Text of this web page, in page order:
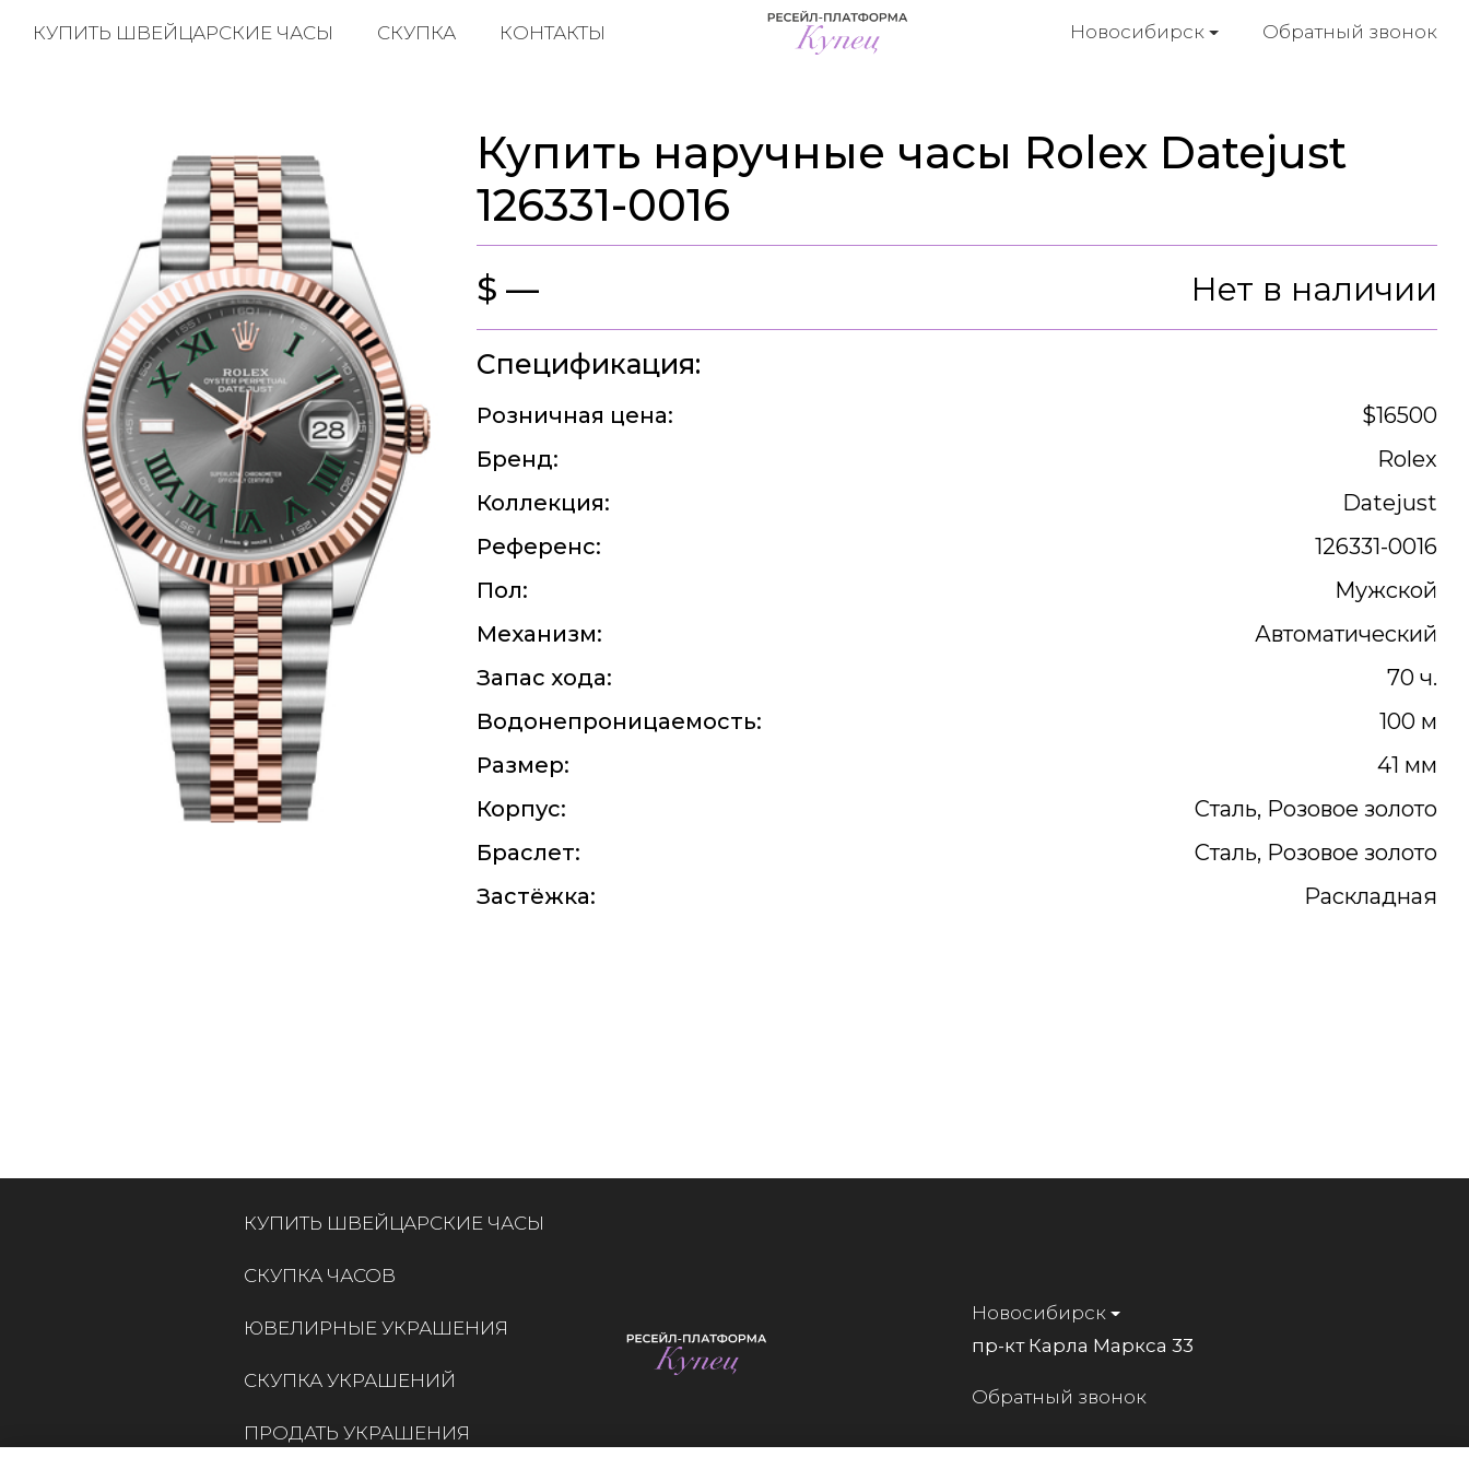
Новосибирск Обратный звонок
КУПИТЬ ШВЕЙЦАРСКИЕ ЧАСЫ СКУПКА КОНТАКТЫ
Купить наручные часы Rolex Datejust
126331-0016
$ — Нет в наличии
Спецификация:
Розничная цена:
$16500
Бренд:
Rolex
Коллекция:
Datejust
Референс:
126331-0016
Пол:
Мужской
Механизм:
Автоматический
Запас хода:
70 ч.
Водонепроницаемость:
100 м
Размер:
41 мм
Корпус:
Сталь, Розовое золото
Браслет:
Сталь, Розовое золото
Застёжка:
Раскладная
КУПИТЬ ШВЕЙЦАРСКИЕ ЧАСЫ
СКУПКА ЧАСОВ
ЮВЕЛИРНЫЕ УКРАШЕНИЯ
СКУПКА УКРАШЕНИЙ
ПРОДАТЬ УКРАШЕНИЯ
Новосибирск
пр-кт Карла Маркса 33
Обратный звонок